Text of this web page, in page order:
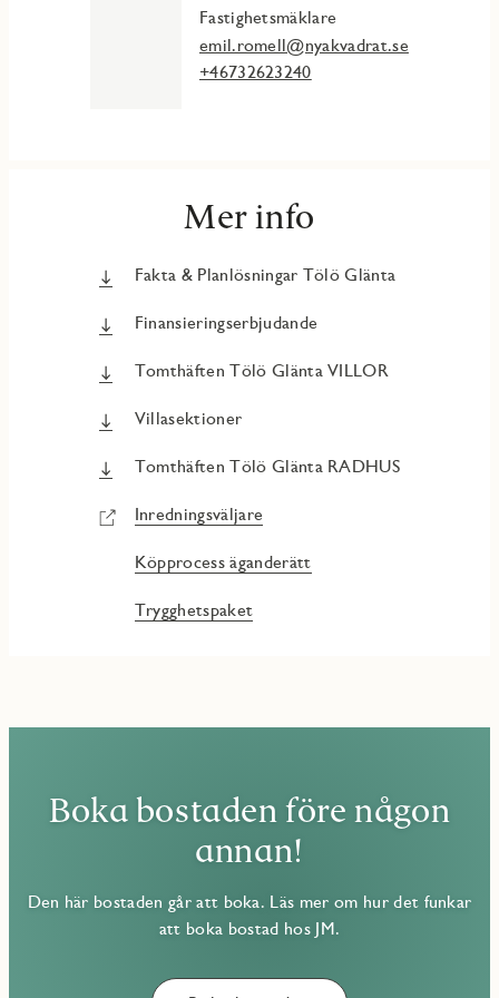
Fastighetsmäklare
emil.romell@nyakvadrat.se
+46732623240
Mer info
Fakta & Planlösningar Tölö Glänta
Finansieringserbjudande
Tomthäften Tölö Glänta VILLOR
Villasektioner
Tomthäften Tölö Glänta RADHUS
Inredningsväljare
Köpprocess äganderätt
Trygghetspaket
Boka bostaden före någon
annan!
Den här bostaden går att boka. Läs mer om hur det funkar
att boka bostad hos JM.